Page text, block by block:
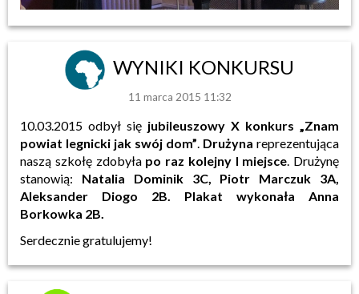
WYNIKI KONKURSU
11 marca 2015 11:32
10.03.2015 odbył się jubileuszowy X konkurs „Znam
powiat legnicki jak swój dom”. Drużyna reprezentująca
naszą szkołę zdobyła po raz kolejny I miejsce. Drużynę
stanowią: Natalia Dominik 3C, Piotr Marczuk 3A,
Aleksander Diogo 2B. Plakat wykonała Anna
Borkowka 2B.
Serdecznie gratulujemy!